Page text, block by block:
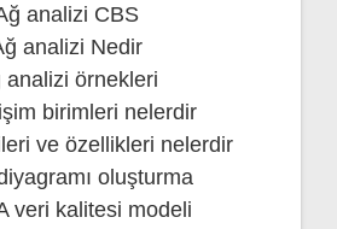
analizi CBS
analizi Nedir
analizi örnekleri
birimleri nelerdir
ve özellikleri nelerdir
oluşturma
veri kalitesi modeli